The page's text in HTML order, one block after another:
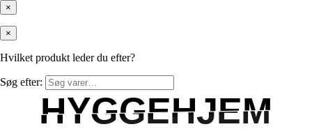
×
×
Hvilket produkt leder du efter?
Søg efter:
HYGGEHJEM
HYGGEHJEM